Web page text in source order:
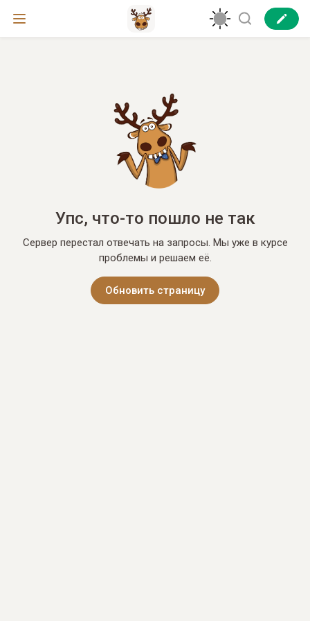
Упс, что-то пошло не так
Сервер перестал отвечать на запросы. Мы уже в курсе
проблемы и решаем её.
Обновить страницу